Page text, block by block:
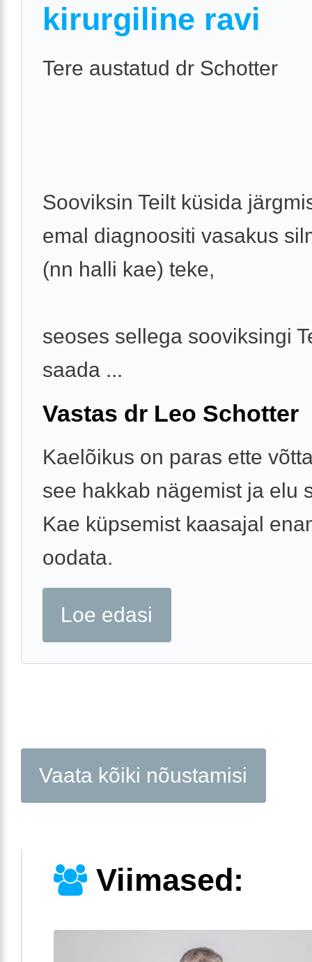
kirurgiline ravi
Tere austatud dr Schotter
Sooviksin Teilt küsida
emal diagnoositi vasakus
(nn halli kae) teke,
seoses sellega sooviksingi
saada ...
Vastas dr Leo Schotter
Kaelõikus on paras ette
see hakkab nägemist ja elu
Kae küpsemist kaasajal
oodata.
Loe edasi
Vaata kõiki nõustamisi
Viimased: